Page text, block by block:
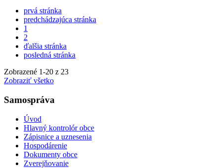
prvá stránka
predchádzajúca stránka
1
2
ďalšia stránka
posledná stránka
Zobrazené 1-20 z 23
Zobraziť všetko
Samospráva
Úvod
Hlavný kontrolór obce
Zápisnice a uznesenia
Hospodárenie
Dokumenty obce
Zverejňovanie